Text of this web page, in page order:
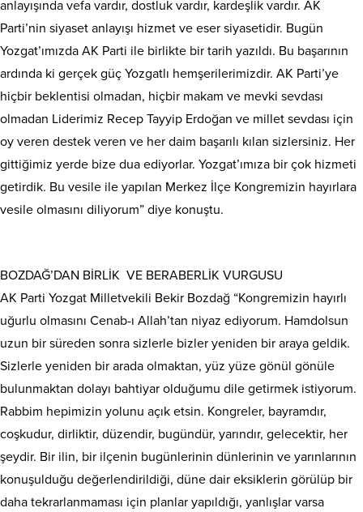
anlayışında vefa vardır, dostluk vardır, kardeşlik vardır. AK
Parti’nin siyaset anlayışı hizmet ve eser siyasetidir. Bugün
Yozgat’ımızda AK Parti ile birlikte bir tarih yazıldı. Bu başarının
ardında ki gerçek güç Yozgatlı hemşerilerimizdir. AK Parti’ye
hiçbir beklentisi olmadan, hiçbir makam ve mevki sevdası
olmadan Liderimiz Recep Tayyip Erdoğan ve millet sevdası için
oy veren destek veren ve her daim başarılı kılan sizlersiniz. Her
gittiğimiz yerde bize dua ediyorlar. Yozgat’ımıza bir çok hizmeti
getirdik. Bu vesile ile yapılan Merkez İlçe Kongremizin hayırlara
vesile olmasını diliyorum” diye konuştu.
BOZDAĞ’DAN BİRLİK VE BERABERLİK VURGUSU
AK Parti Yozgat Milletvekili Bekir Bozdağ “Kongremizin hayırlı
uğurlu olmasını Cenab-ı Allah’tan niyaz ediyorum. Hamdolsun
uzun bir süreden sonra sizlerle bizler yeniden bir araya geldik.
Sizlerle yeniden bir arada olmaktan, yüz yüze gönül gönüle
bulunmaktan dolayı bahtiyar olduğumu dile getirmek istiyorum.
Rabbim hepimizin yolunu açık etsin. Kongreler, bayramdır,
coşkudur, dirliktir, düzendir, bugündür, yarındır, gelecektir, her
şeydir. Bir ilin, bir ilçenin bugünlerinin dünlerinin ve yarınlarının
konuşulduğu değerlendirildiği, düne dair eksiklerin görülüp bir
daha tekrarlanmaması için planlar yapıldığı, yanlışlar varsa